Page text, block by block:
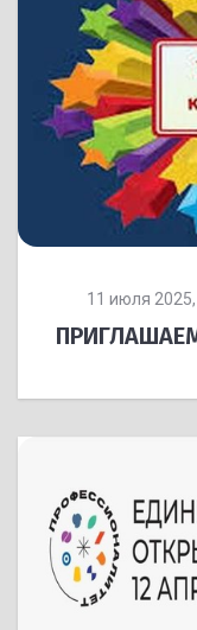
11 июля